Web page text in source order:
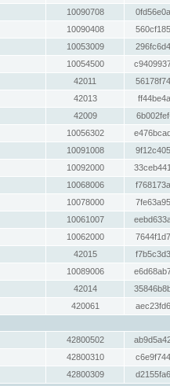
10090708
10090408
10053009
10054500
42011
42013
42009
10056302
10091008
10092000
10068006
10078000
10061007
10062000
42015
10089006
42014
420061
42800502
42800310
42800309